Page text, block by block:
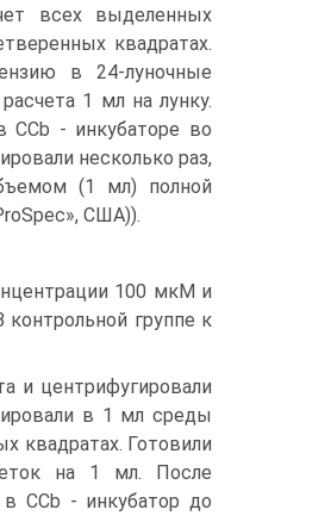
всех выделенных
квадратах.
в 24-луночные
1 мл на лунку.
CCb - инкубаторе во
несколько раз,
(1 мл) полной
США)).
100 мкМ и
группе к
и центрифугировали
в 1 мл среды
квадратах. Готовили
на 1 мл. После
CCb - инкубатор до